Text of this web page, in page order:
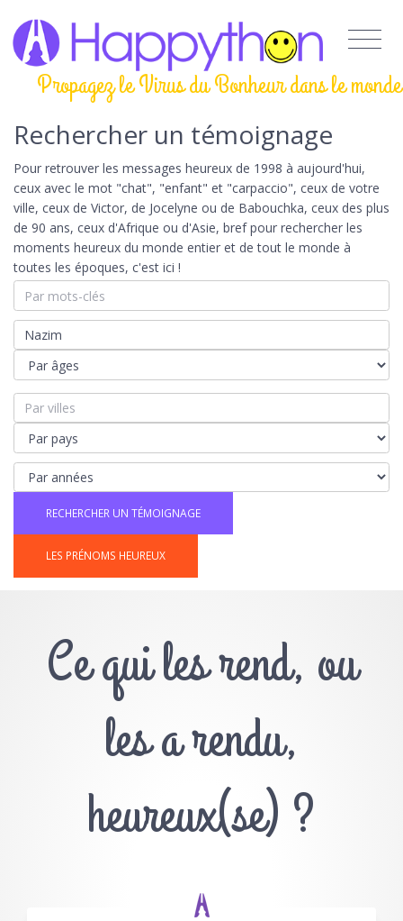
Propagez le Virus du Bonheur dans le monde
Rechercher un témoignage
Pour retrouver les messages heureux de 1998 à aujourd'hui,
ceux avec le mot "chat", "enfant" et "carpaccio", ceux de votre
ville, ceux de Victor, de Jocelyne ou de Babouchka, ceux des plus
de 90 ans, ceux d'Afrique ou d'Asie, bref pour rechercher les
moments heureux du monde entier et de tout le monde à
toutes les époques, c'est ici !
LES PRÉNOMS HEUREUX
Ce qui les rend, ou
les a rendu,
heureux(se) ?